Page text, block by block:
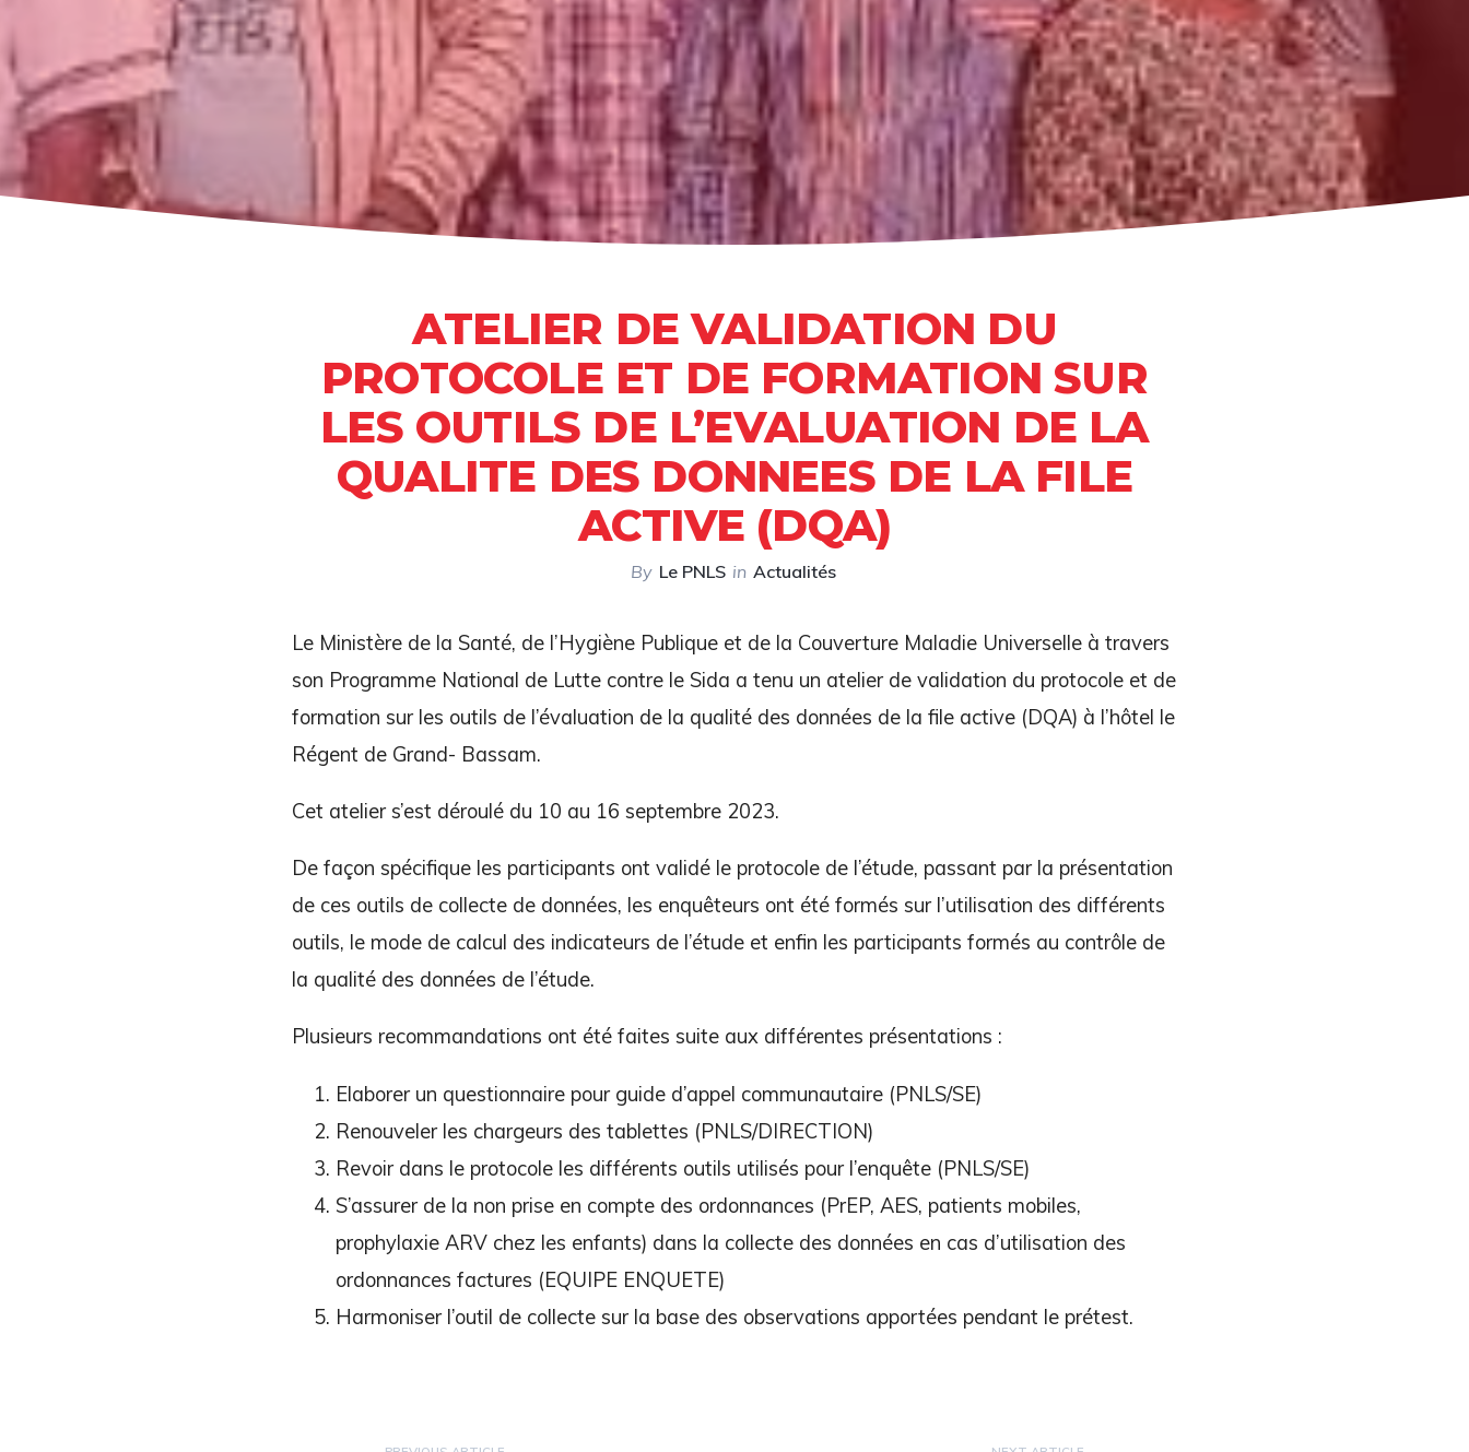
ATELIER DE VALIDATION DU
PROTOCOLE ET DE FORMATION SUR
LES OUTILS DE L’EVALUATION DE LA
QUALITE DES DONNEES DE LA FILE
ACTIVE (DQA)
By Le PNLS in Actualités
Le Ministère de la Santé, de l’Hygiène Publique et de la Couverture Maladie Universelle à travers
son Programme National de Lutte contre le Sida a tenu un atelier de validation du protocole et de
formation sur les outils de l’évaluation de la qualité des données de la file active (DQA) à l’hôtel le
Régent de Grand- Bassam.
Cet atelier s’est déroulé du 10 au 16 septembre 2023.
De façon spécifique les participants ont validé le protocole de l’étude, passant par la présentation
de ces outils de collecte de données, les enquêteurs ont été formés sur l’utilisation des différents
outils, le mode de calcul des indicateurs de l’étude et enfin les participants formés au contrôle de
la qualité des données de l’étude.
Plusieurs recommandations ont été faites suite aux différentes présentations :
Elaborer un questionnaire pour guide d’appel communautaire (PNLS/SE)
Renouveler les chargeurs des tablettes (PNLS/DIRECTION)
Revoir dans le protocole les différents outils utilisés pour l’enquête (PNLS/SE)
S’assurer de la non prise en compte des ordonnances (PrEP, AES, patients mobiles,
prophylaxie ARV chez les enfants) dans la collecte des données en cas d’utilisation des
ordonnances factures (EQUIPE ENQUETE)
Harmoniser l’outil de collecte sur la base des observations apportées pendant le prétest.